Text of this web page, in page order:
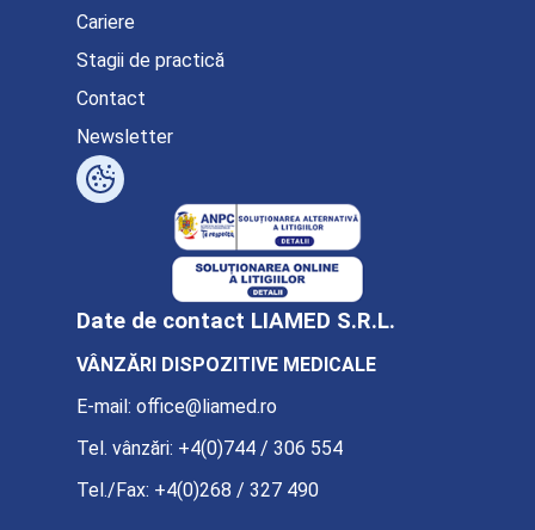
Date de contact LIAMED S.R.L.
VÂNZĂRI DISPOZITIVE MEDICALE
E-mail: office@liamed.ro
Tel. vânzări: +4(0)744 / 306 554
Tel./Fax: +4(0)268 / 327 490
Cariere
Stagii de practică
Contact
Newsletter